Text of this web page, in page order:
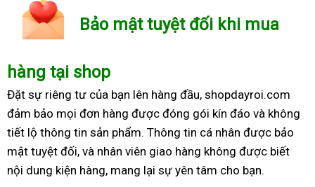
Bảo mật tuyệt đối khi mua
hàng tại shop
Đặt sự riêng tư của bạn lên hàng đầu, shopdayroi.com
đảm bảo mọi đơn hàng được đóng gói kín đáo và không
tiết lộ thông tin sản phẩm. Thông tin cá nhân được bảo
mật tuyệt đối, và nhân viên giao hàng không được biết
nội dung kiện hàng, mang lại sự yên tâm cho bạn.